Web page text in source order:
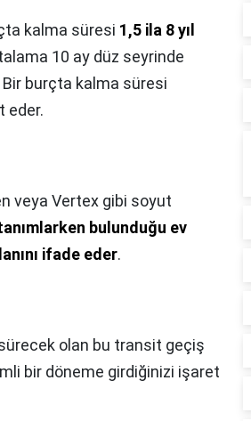
kalma süresi 1,5 ila 8 yıl
10 ay düz seyrinde
Bir burçta kalma süresi
eder.
veya Vertex gibi soyut
bulunduğu ev
ifade eder.
olan bu transit geçiş
bir döneme girdiğinizi işaret